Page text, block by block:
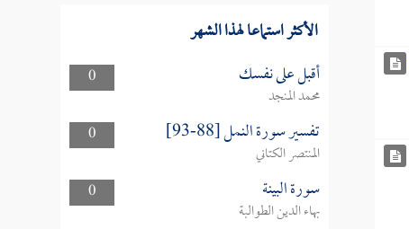
الأكثر استماعا لهذا الشهر
0 أقبل على نفسك
محمد المنجد
0
تفسير سورة النمل [88-93]
المنتصر الكتاني
0
سورة البينة
بهاء الدين الطوالبة